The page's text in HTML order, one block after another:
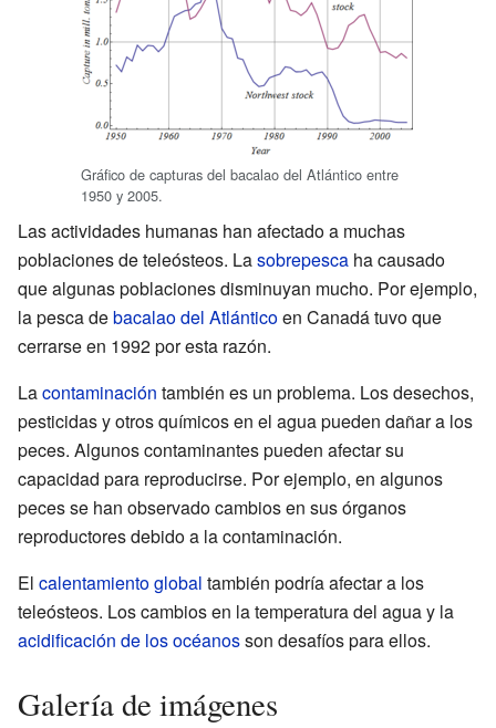
Gráfico de capturas del bacalao del Atlántico entre
1950 y 2005.
Las actividades humanas han afectado a muchas
poblaciones de teleósteos. Lasobrepesca ha causado
que algunas poblaciones disminuyan mucho. Por ejemplo,
la pesca debacalao del Atlánticoen Canadá tuvo que
cerrarse en 1992 por esta razón.
Lacontaminación también es un problema. Los desechos,
pesticidas y otros químicos en el agua pueden dañar a los
peces. Algunos contaminantes pueden afectar su
capacidad para reproducirse. Por ejemplo, en algunos
peces se han observado cambios en sus órganos
reproductores debido a la contaminación.
El calentamiento global también podría afectar a los
teleósteos. Los cambios en la temperatura del agua y la
acidificación de los océanosson desafíos para ellos.
Galería de imágenes